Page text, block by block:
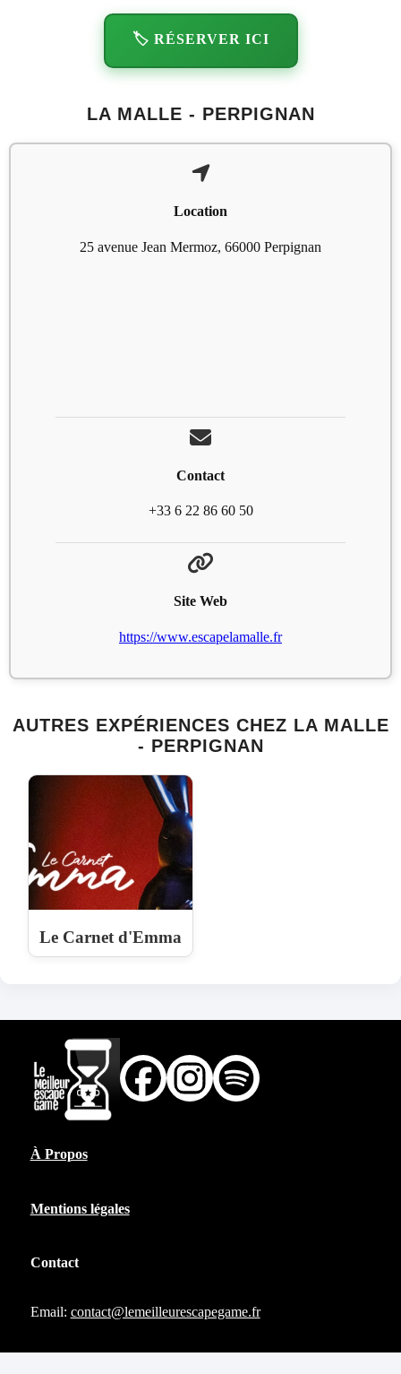
🏷️ RÉSERVER ICI
LA MALLE - PERPIGNAN
Location
25 avenue Jean Mermoz, 66000 Perpignan
Contact
+33 6 22 86 60 50
Site Web
https://www.escapelamalle.fr
AUTRES EXPÉRIENCES CHEZ LA MALLE
- PERPIGNAN
Le Carnet d'Emma
À Propos
Mentions légales
Contact
Email: contact@lemeilleurescapegame.fr